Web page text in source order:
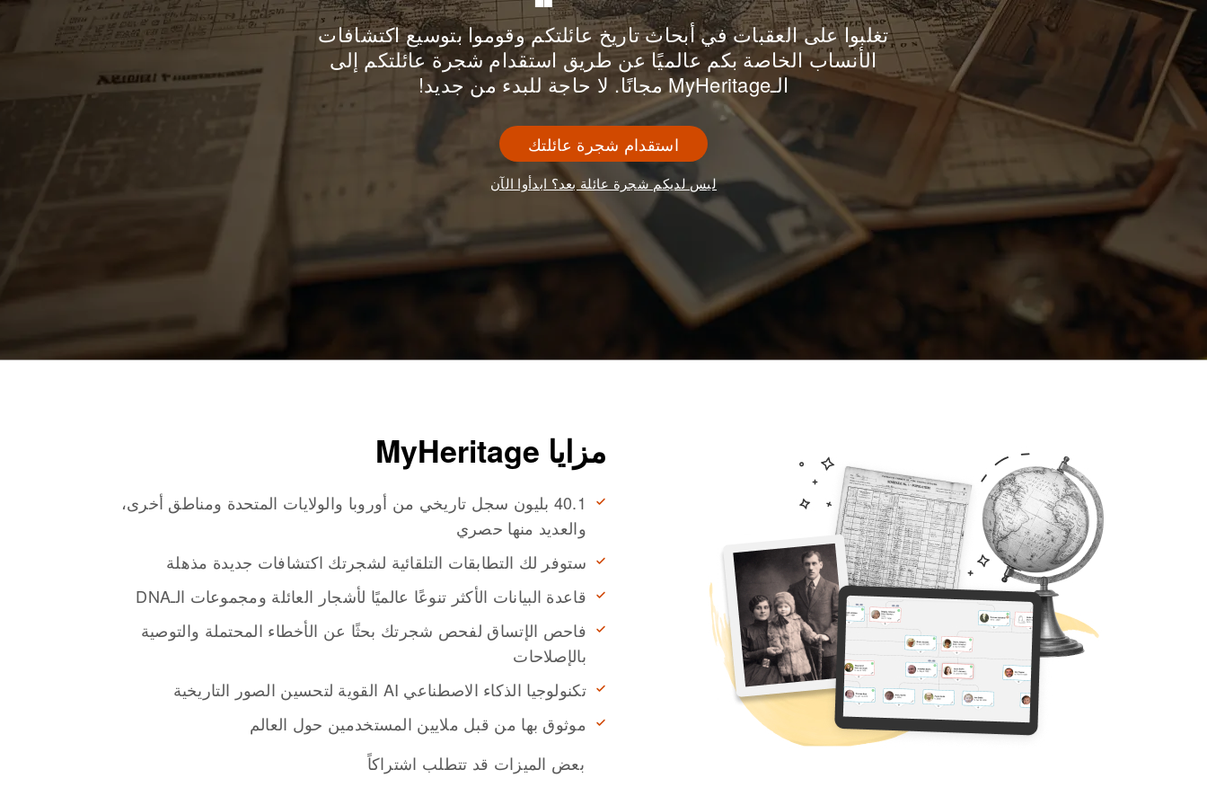
تغلبوا على العقبات في أبحاث تاريخ عائلتكم وقوموا بتوسيع اكتشافات
الأنساب الخاصة بكم عالميًا عن طريق استقدام شجرة عائلتكم إلى
الـMyHeritage مجانًا. لا حاجة للبدء من جديد!
استقدام شجرة عائلتك
ليس لديكم شجرة عائلة بعد؟ ابدأوا الآن
مزايا MyHeritage
40.1 بليون سجل تاريخي من أوروبا والولايات المتحدة ومناطق أخرى،
والعديد منها حصري
ستوفر لك التطابقات التلقائية لشجرتك اكتشافات جديدة مذهلة
قاعدة البيانات الأكثر تنوعًا عالميًا لأشجار العائلة ومجموعات الـDNA
فاحص الإتساق لفحص شجرتك بحثًا عن الأخطاء المحتملة والتوصية
بالإصلاحات
تكنولوجيا الذكاء الاصطناعي AI القوية لتحسين الصور التاريخية
موثوق بها من قبل ملايين المستخدمين حول العالم
بعض الميزات قد تتطلب اشتراكاً